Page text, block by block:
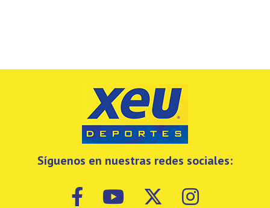
Síguenos en nuestras redes sociales: